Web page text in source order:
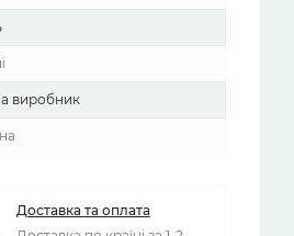
виробник
Доставка та оплата